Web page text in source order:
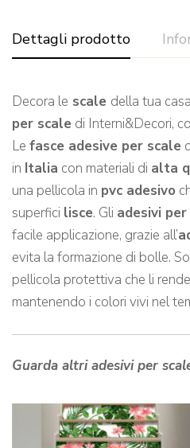
Dettagli prodotto
Decora le scale della tua
per scale di Interni&Decori,
Le fasce adesive per scale
in Italia con materiali di alta
una pellicola in pvc adesivo
superfici lisce. Gli adesivi
facile applicazione, grazie all’
evita la formazione di bolle.
pellicola protettiva che li
mantenendo i colori vivi nel
Guarda altri adesivi per